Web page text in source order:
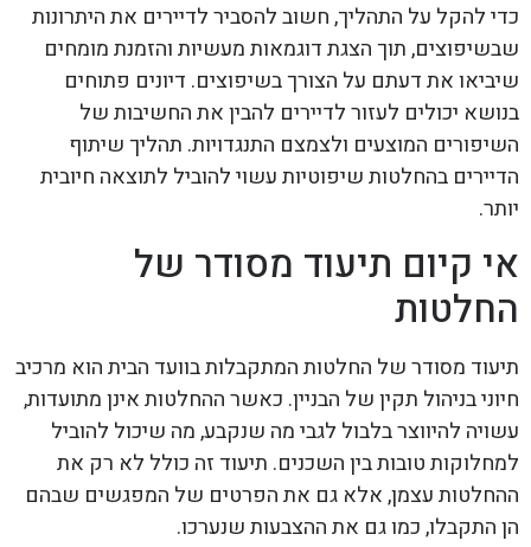
כדי להקל על התהליך, חשוב להסביר לדיירים את היתרונות
שבשיפוצים, תוך הצגת דוגמאות מעשיות והזמנת מומחים
שיביאו את דעתם על הצורך בשיפוצים. דיונים פתוחים
בנושא יכולים לעזור לדיירים להבין את החשיבות של
השיפורים המוצעים ולצמצם התנגדויות. תהליך שיתוף
הדיירים בהחלטות שיפוטיות עשוי להוביל לתוצאה חיובית
יותר.
אי קיום תיעוד מסודר של
החלטות
תיעוד מסודר של החלטות המתקבלות בוועד הבית הוא מרכיב
חיוני בניהול תקין של הבניין. כאשר ההחלטות אינן מתועדות,
עשויה להיווצר בלבול לגבי מה שנקבע, מה שיכול להוביל
למחלוקות טובות בין השכנים. תיעוד זה כולל לא רק את
ההחלטות עצמן, אלא גם את הפרטים של המפגשים שבהם
הן התקבלו, כמו גם את ההצבעות שנערכו.